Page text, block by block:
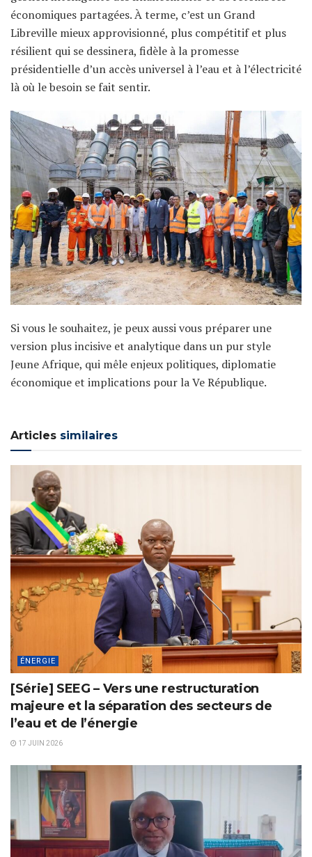
économiques partagées. À terme, c’est un Grand
Libreville mieux approvisionné, plus compétitif et plus
résilient qui se dessinera, fidèle à la promesse
présidentielle d’un accès universel à l’eau et à l’électricité
là où le besoin se fait sentir.
Si vous le souhaitez, je peux aussi vous préparer une
version plus incisive et analytique dans un pur style
Jeune Afrique, qui mêle enjeux politiques, diplomatie
économique et implications pour la Ve République.
Articles similaires
ÉNERGIE
[Série] SEEG – Vers une restructuration
majeure et la séparation des secteurs de
l’eau et de l’énergie
17 JUIN 2026